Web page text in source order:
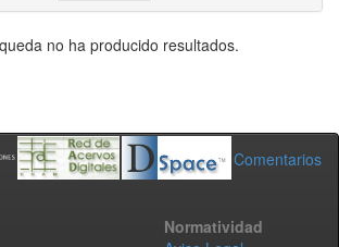
no ha producido resultados.
Comentarios
Normatividad